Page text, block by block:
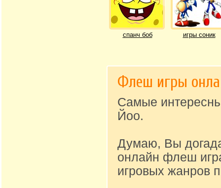
спанч боб игры соник
Флеш игры
Самые
Йоо.
Думаю, Вы
онлайн флеш
игровых жанров